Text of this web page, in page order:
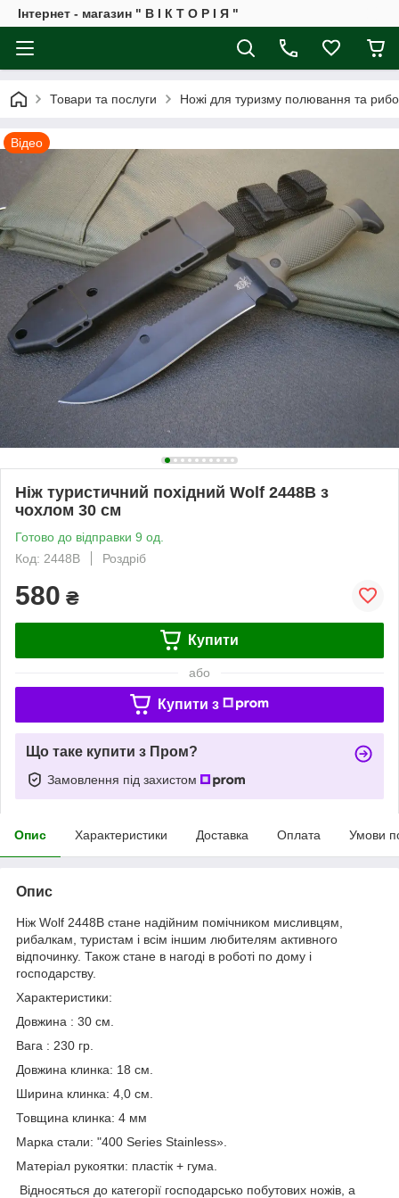
Інтернет - магазин " В І К Т О Р І Я "
Товари та послуги Ножі для туризму полювання та
Відео
Ніж туристичний похідний Wolf 2448В з
чохлом 30 см
Готово до відправки 9 од.
Код: 2448В
Роздріб
580 ₴
Купити
або
Купити з
Що таке купити з Пром?
Замовлення під захистом
Опис Характеристики Доставка Оплата Умови
Опис
Ніж Wolf 2448В стане надійним помічником мисливцям,
рибалкам, туристам і всім іншим любителям активного
відпочинку. Також стане в нагоді в роботі по дому і
господарству.
Характеристики:
Довжина : 30 см.
Вага : 230 гр.
Довжина клинка: 18 см.
Ширина клинка: 4,0 см.
Товщина клинка: 4 мм
Марка стали: "400 Series Stainless».
Матеріал рукоятки: пластік + гума.
Відносяться до категорії господарсько побутових ножів, а